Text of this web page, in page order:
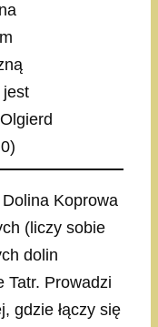
Koprowa
(liczy sobie
dolin
Tatr. Prowadzi
gdzie łączy się